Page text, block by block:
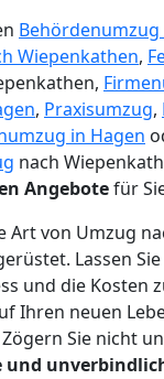
Behördenumzug
Wiepenkathen,
, Praxisumzug,
in Hagen
nach
Angebotefür
Art von Umzug
Lassen
und die Kosten
Ihren neuen
Zögern Sie nicht
und